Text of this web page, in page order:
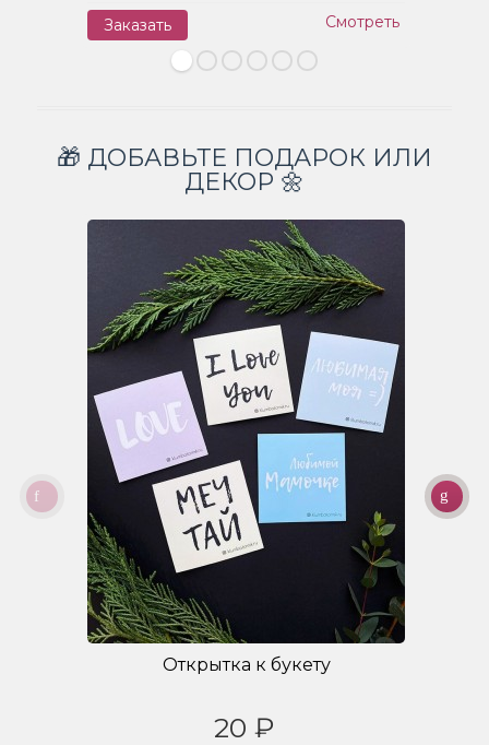
Заказать Смотреть
🎁 ДОБАВЬТЕ ПОДАРОК ИЛИ
ДЕКОР 🌼
Открытка к букету
20 ₽